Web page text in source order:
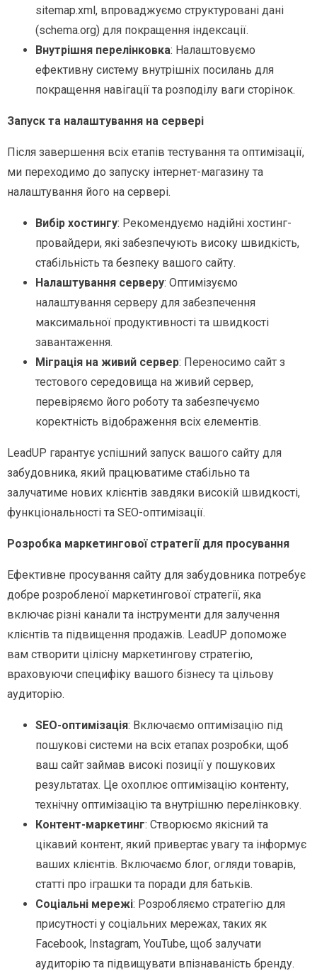
sitemap.xml, впроваджуємо структуровані дані
(schema.org) для покращення індексації.
Внутрішня перелінковка: Налаштовуємо
ефективну систему внутрішніх посилань для
покращення навігації та розподілу ваги сторінок.
Запуск та налаштування на сервері
Після завершення всіх етапів тестування та оптимізації,
ми переходимо до запуску інтернет-магазину та
налаштування його на сервері.
Вибір хостингу: Рекомендуємо надійні хостинг-
провайдери, які забезпечують високу швидкість,
стабільність та безпеку вашого сайту.
Налаштування серверу: Оптимізуємо
налаштування серверу для забезпечення
максимальної продуктивності та швидкості
завантаження.
Міграція на живий сервер: Переносимо сайт з
тестового середовища на живий сервер,
перевіряємо його роботу та забезпечуємо
коректність відображення всіх елементів.
LeadUP гарантує успішний запуск вашого сайту для
забудовника, який працюватиме стабільно та
залучатиме нових клієнтів завдяки високій швидкості,
функціональності та SEO-оптимізації.
Розробка маркетингової стратегії для просування
Ефективне просування сайту для забудовника потребує
добре розробленої маркетингової стратегії, яка
включає різні канали та інструменти для залучення
клієнтів та підвищення продажів. LeadUP допоможе
вам створити цілісну маркетингову стратегію,
враховуючи специфіку вашого бізнесу та цільову
аудиторію.
SEO-оптимізація: Включаємо оптимізацію під
пошукові системи на всіх етапах розробки, щоб
ваш сайт займав високі позиції у пошукових
результатах. Це охоплює оптимізацію контенту,
технічну оптимізацію та внутрішню перелінковку.
Контент-маркетинг: Створюємо якісний та
цікавий контент, який привертає увагу та інформує
ваших клієнтів. Включаємо блог, огляди товарів,
статті про іграшки та поради для батьків.
Соціальні мережі: Розробляємо стратегію для
присутності у соціальних мережах, таких як
Facebook, Instagram, YouTube, щоб залучати
аудиторію та підвищувати впізнаваність бренду.